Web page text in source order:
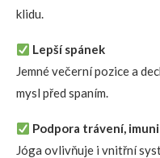
klidu.
Lepší spánek
Jemné večerní pozice a
mysl před spaním.
Podpora trávení,
Jóga ovlivňuje i vnitřní